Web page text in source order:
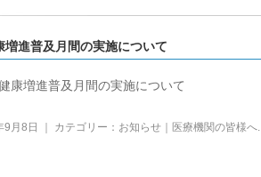
増進普及月間の実施について
康増進普及月間の実施について
9月8日 ｜ カテゴリー： お知らせ｜医療機関の皆様へ.